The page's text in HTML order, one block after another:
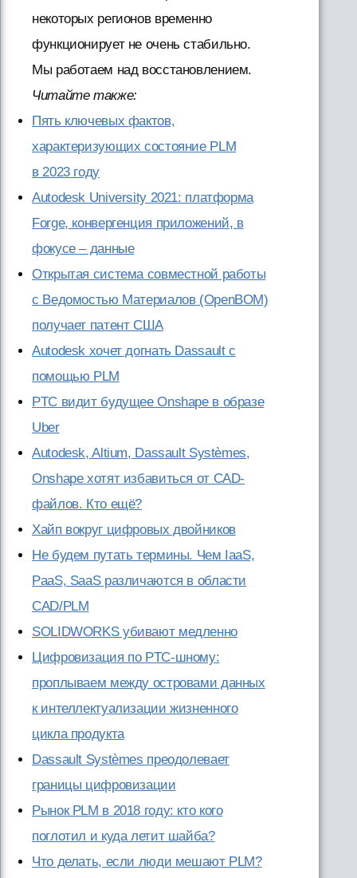
некоторых регионов временно
функционирует не очень стабильно.
Мы работаем над восстановлением.
Читайте также:
Пять ключевых фактов,
характеризующих состояние PLM
в 2023 году
Autodesk University 2021: платформа
Forge, конвергенция приложений, в
фокусе – данные
Открытая система совместной работы
с Ведомостью Материалов (OpenBOM)
получает патент США
Autodesk хочет догнать Dassault с
помощью PLM
PTC видит будущее Onshape в образе
Uber
Autodesk, Altium, Dassault Systèmes,
Onshape хотят избавиться от CAD-
файлов. Кто ещё?
Хайп вокруг цифровых двойников
Не будем путать термины. Чем IaaS,
PaaS, SaaS различаются в области
CAD/PLM
SOLIDWORKS убивают медленно
Цифровизация по PTC-шному:
проплываем между островами данных
к интеллектуализации жизненного
цикла продукта
Dassault Systèmes преодолевает
границы цифровизации
Рынок PLM в 2018 году: кто кого
поглотил и куда летит шайба?
Что делать, если люди мешают PLM?